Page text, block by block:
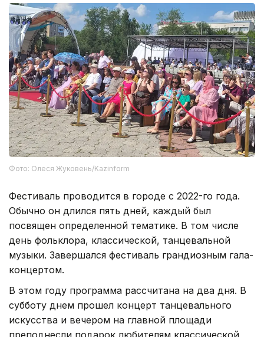
Фото: Олеся Жуковень/Kazinform
Фестиваль проводится в городе с 2022-го года.
Обычно он длился пять дней, каждый был
посвящен определенной тематике. В том числе
день фольклора, классической, танцевальной
музыки. Завершался фестиваль грандиозным гала-
концертом.
В этом году программа рассчитана на два дня. В
субботу днем прошел концерт танцевального
искусства и вечером на главной площади
преподнесли подарок любителям классической